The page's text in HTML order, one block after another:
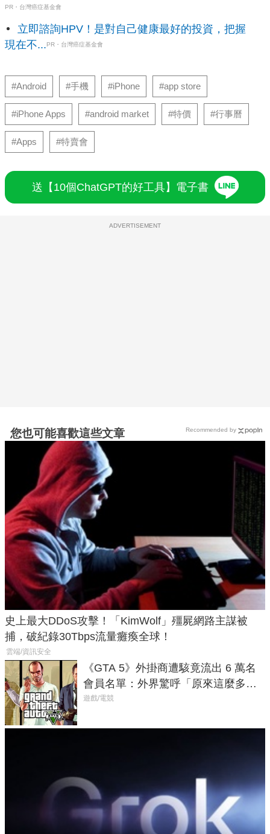
PR・台灣癌症基金會
立即諮詢HPV！是對自己健康最好的投資，把握
現在不...PR・台灣癌症基金會
#Android #手機 #iPhone #app store
#iPhone Apps #android market #特價 #行事曆
#Apps #特賣會
送【10個ChatGPT的好工具】電子書
ADVERTISEMENT
您也可能喜歡這些文章
史上最大DDoS攻擊！「KimWolf」殭屍網路主謀被
捕，破紀錄30Tbps流量癱瘓全球！
雲端/資訊安全
《GTA 5》外掛商遭駭竟流出 6 萬名
會員名單：外界驚呼「原來這麼多人
在開掛！」
遊戲/電競
Recommended by